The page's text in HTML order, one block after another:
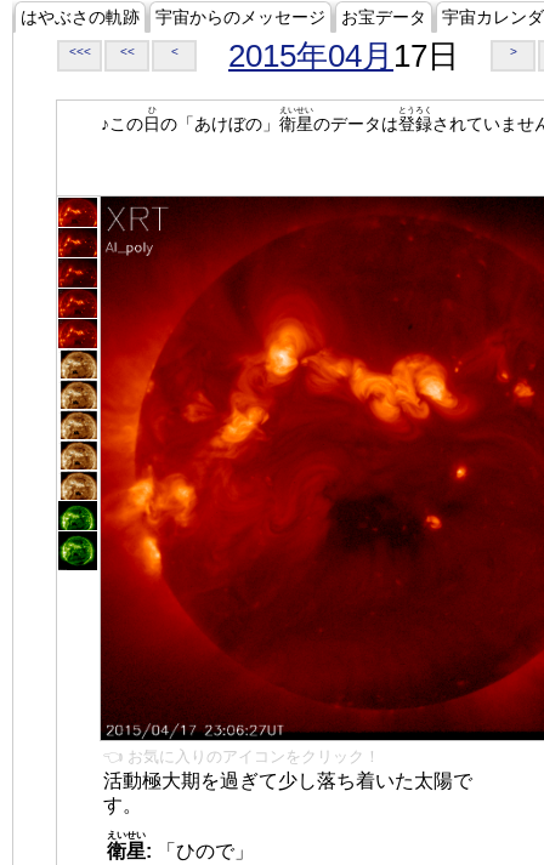
はやぶさの軌跡 宇宙からのメッセージ お宝データ 宇宙カレン
<<< << < 2015年04月 17日 >
♪この日
ひ
の「あけぼの」 衛星
えいせい
のデータは登録
とうろく
されていませ
👈 お気に入りのアイコンをクリック！
活動極大期を過ぎて少し落ち着いた太陽で
す。
衛星
えいせい
:
「ひので」